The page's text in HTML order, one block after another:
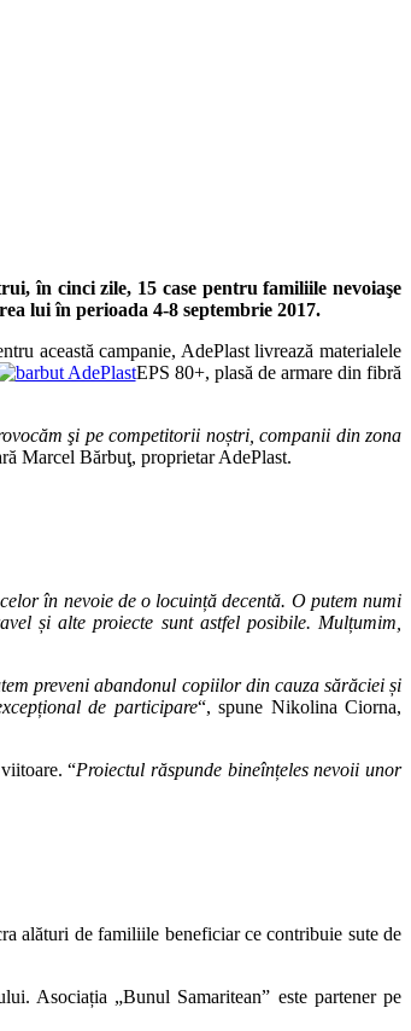
în cinci zile, 15 case pentru familiile nevoiaşe
lui în perioada 4-8 septembrie 2017.
această campanie, AdePlast livrează materialele
EPS 80+, plasă de armare din fibră
şi pe competitorii noștri, companii din zona
Marcel Bărbuţ, proprietar AdePlast.
în nevoie de o locuință decentă. O putem numi
și alte proiecte sunt astfel posibile. Mulțumim,
preveni abandonul copiilor din cauza sărăciei și
de participare“, spune Nikolina Ciorna,
“Proiectul răspunde bineînțeles nevoii unor
alături de familiile beneficiar ce contribuie sute de
Asociația „Bunul Samaritean” este partener pe